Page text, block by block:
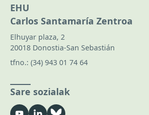
EHU
Carlos Santamaría Zentroa
Elhuyar plaza, 2
20018 Donostia-San Sebastián
tfno.: (34) 943 01 74 64
Sare sozialak